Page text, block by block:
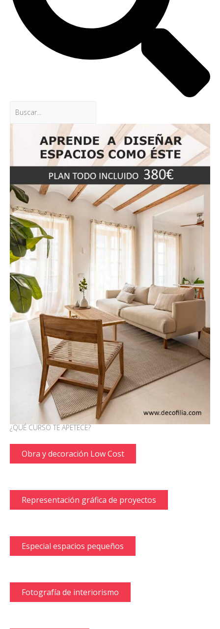
¿QUÉ CURSO TE APETECE?
Obra y decoración Low Cost
Representación gráfica de proyectos
Especial espacios pequeños
Fotografía de interiorismo